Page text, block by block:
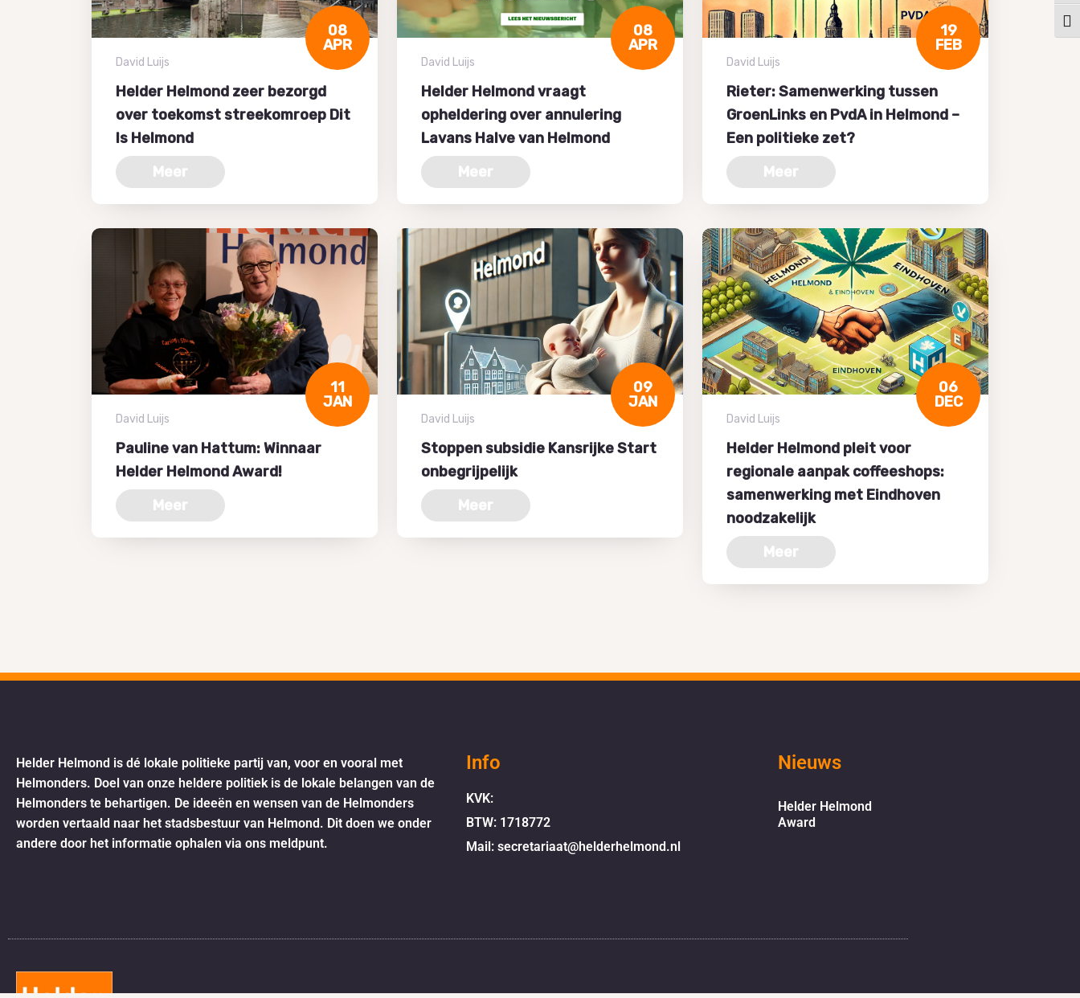
08
APR
David Luijs
Helder Helmond zeer bezorgd
over toekomst streekomroep Dit
Is Helmond
Meer
08
APR
David Luijs
Helder Helmond vraagt
opheldering over annulering
Lavans Halve van Helmond
Meer
19
FEB
David Luijs
Rieter: Samenwerking tussen
GroenLinks en PvdA in Helmond –
Een politieke zet?
Meer
11
JAN
David Luijs
Pauline van Hattum: Winnaar
Helder Helmond Award!
Meer
09
JAN
David Luijs
Stoppen subsidie Kansrijke Start
onbegrijpelijk
Meer
06
DEC
David Luijs
Helder Helmond pleit voor
regionale aanpak coffeeshops:
samenwerking met Eindhoven
noodzakelijk
Meer
Helder Helmond is dé lokale politieke partij van, voor en vooral met
Helmonders. Doel van onze heldere politiek is de lokale belangen van de
Helmonders te behartigen. De ideeën en wensen van de Helmonders
worden vertaald naar het stadsbestuur van Helmond. Dit doen we onder
andere door het informatie ophalen via ons meldpunt.
Info
KVK:
BTW: 1718772
Mail: secretariaat@helderhelmond.nl
Nieuws
Helder Helmond
Award